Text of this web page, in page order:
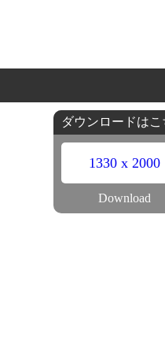
ダウンロードはこ
1330 x 2000
Download